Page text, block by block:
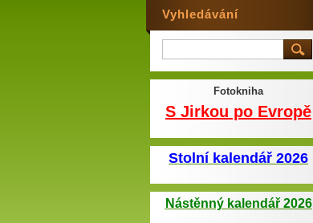
Vyhledávání
Fotokniha
S Jirkou po Evropě
Stolní kalendář 2026
Nástěnný kalendář 2026